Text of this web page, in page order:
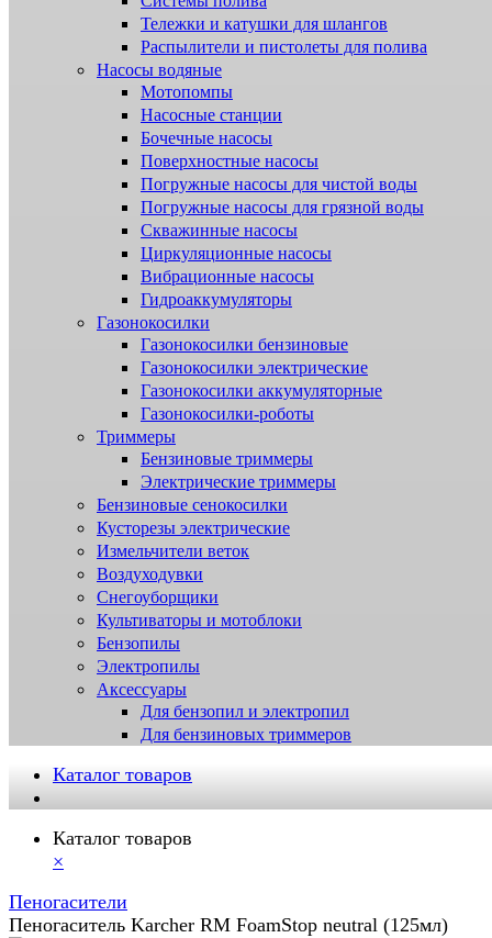
Тележки и катушки для шлангов
Распылители и пистолеты для полива
Насосы водяные
Мотопомпы
Насосные станции
Бочечные насосы
Поверхностные насосы
Погружные насосы для чистой воды
Погружные насосы для грязной воды
Скважинные насосы
Циркуляционные насосы
Вибрационные насосы
Гидроаккумуляторы
Газонокосилки
Газонокосилки бензиновые
Газонокосилки электрические
Газонокосилки аккумуляторные
Газонокосилки-роботы
Триммеры
Бензиновые триммеры
Электрические триммеры
Бензиновые сенокосилки
Кусторезы электрические
Измельчители веток
Воздуходувки
Снегоуборщики
Культиваторы и мотоблоки
Бензопилы
Электропилы
Аксессуары
Для бензопил и электропил
Для бензиновых триммеров
Каталог товаров
Каталог товаров
×
Пеногасители
Пеногаситель Karcher RM FoamStop neutral (125мл)